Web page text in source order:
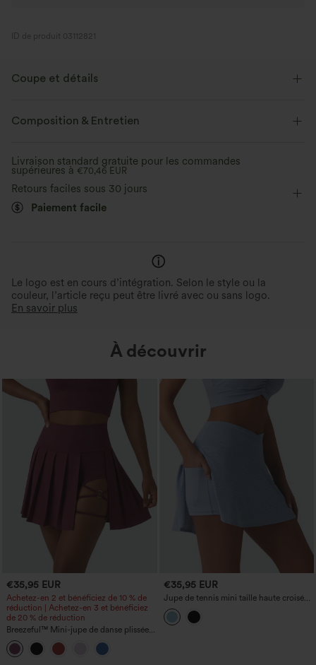
ID de produit 03112821
Coupe et détails
Short intégré Taille plate
Mini Taille haute
Composition & Entretien
Livraison standard gratuite pour les commandes
supérieures à €70,46 EUR
Retours faciles sous 30 jours
Paiement facile
Le logo est en cours d’intégration. Selon le style ou la
couleur, l’article reçu peut être livré avec ou sans logo.
En savoir plus
À découvrir
€35,95 EUR
Achetez-en 2 et bénéficiez de 10 % de
réduction | Achetez-en 3 et bénéficiez
de 20 % de réduction
Breezeful™ Mini-jupe de danse plissée
taille haute 2-en-1 à ourlet asymétrique,
à séchage rapide, avec poches —
longueur allongée
€35,95 EUR
Jupe de tennis mini taille haute croisée
2-en-1, coupe trapèze en broderie
anglaise, avec poches